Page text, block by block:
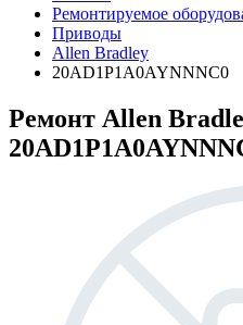
Ремонтируемое
Приводы
Allen Bradley
20AD1P1A0AYNNNC0
Ремонт Allen